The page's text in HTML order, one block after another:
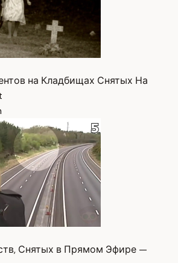
на Кладбищах Снятых На
Снятых в Прямом Эфире —